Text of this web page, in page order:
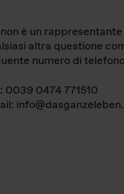
è un
altra questione
numero di
0039 0474 771510